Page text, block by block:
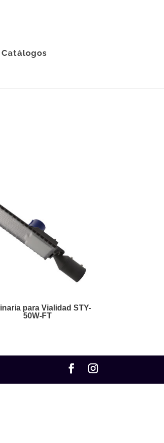
Catálogos
para Vialidad STY-
50W-FT